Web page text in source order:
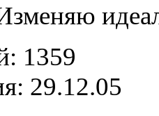
1359
29.12.05